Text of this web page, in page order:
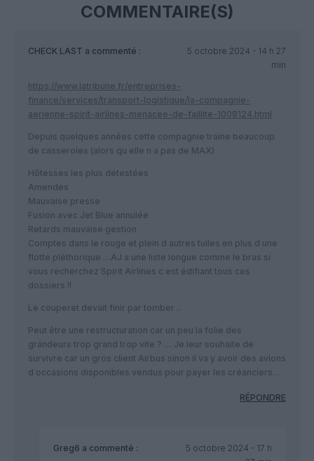
COMMENTAIRE(S)
CHECK LAST a commenté :
5 octobre 2024 - 14 h 27
min
https://www.latribune.fr/entreprises-
finance/services/transport-logistique/la-compagnie-
aerienne-spirit-airlines-menacee-de-faillite-1008124.html
Depuis quelques années cette compagnie traine beaucoup
de casseroles (alors qu elle n a pas de MAX)
Hôtesses les plus détestées
Amendes
Mauvaise presse
Fusion avec Jet Blue annulée
Retards mauvaise gestion
Comptes dans le rouge et plein d autres tuiles en plus d une
flotte pléthorique …AJ a une liste longue comme le bras si
vous recherchez Spirit Airlines c est édifiant tous ces
dossiers !!
Le couperet devait finir par tomber ..
Peut être une restructuration car un peu la folie des
grandeurs trop grand trop vite ? … Je leur souhaite de
survivre car un gros client Airbus sinon il va y avoir des avions
d occasions disponibles vendus pour payer les créanciers…
RÉPONDRE
Greg6 a commenté :
5 octobre 2024 - 17 h